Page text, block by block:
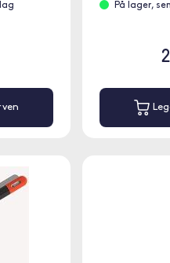
På lager,